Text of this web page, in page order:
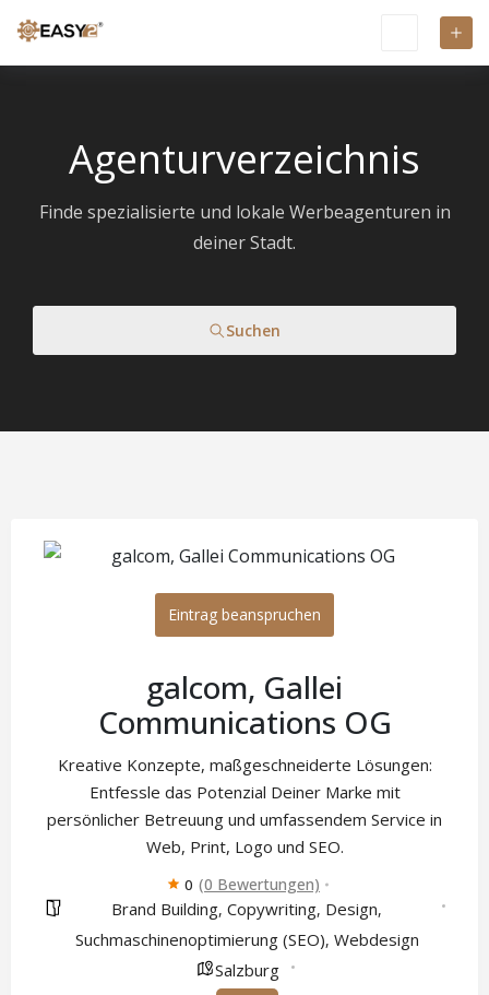
Agenturverzeichnis
Finde spezialisierte und lokale Werbeagenturen in
deiner Stadt.
Suchen
Eintrag beanspruchen
galcom, Gallei
Communications OG
Kreative Konzepte, maßgeschneiderte Lösungen:
Entfessle das Potenzial Deiner Marke mit
persönlicher Betreuung und umfassendem Service in
Web, Print, Logo und SEO.
0 (0 Bewertungen)
Brand Building, Copywriting, Design,
Suchmaschinenoptimierung (SEO), Webdesign
Salzburg